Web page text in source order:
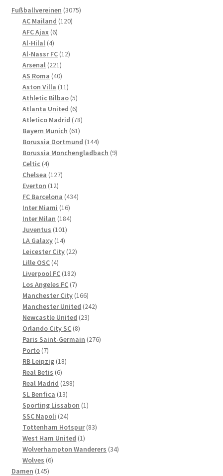
Fußballvereinen 30753075
AC Mailand 120120
AFC Ajax 66
Al-Hilal 44
Produkte
Al-Nassr FC 1212
Arsenal 221221
Produkte
AS Roma 4040
Produkte
Aston Villa 1111
Produkte
Athletic Bilbao 55
Produkte
Atlanta United 66
Produkte
Atletico Madrid 7878
Bayern Munich 6161
Produkte
Borussia Dortmund 144144
Produkte
Borussia Monchengladbach 99
Celtic 44
Produkte
Chelsea 127127
Everton 1212
Produkte
FC Barcelona 434434
Inter Miami 1616
Produkte
Inter Milan 184184
Juventus 101101
LA Galaxy 1414
Produkte
Leicester City 2222
Lille OSC 44
Produkte
Liverpool FC 182182
Produkte
Los Angeles FC 77
Produkte
Manchester City 166166
Produkte
Manchester United 242242
Newcastle United 2323
Orlando City SC 88
Produkte
Paris Saint-Germain 276276
Porto 77
Produkte
RB Leipzig 1818
Real Betis 66
Produkte
Real Madrid 298298
SL Benfica 1313
Produkte
Sporting Lissabon 11
SSC Napoli 2424
Produkte
Tottenham Hotspur 8383
West Ham United 11
Produkt
Wolverhampton Wanderers 3434
Wolves 66
Damen 145145